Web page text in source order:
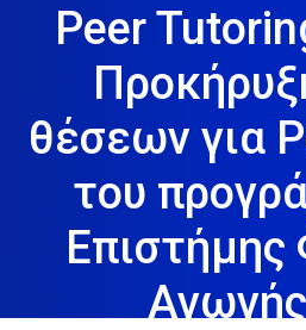
Peer
θέσεων για
του
Επιστήμης